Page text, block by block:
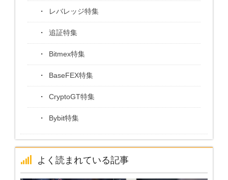
レバレッジ特集
追証特集
Bitmex特集
BaseFEX特集
CryptoGT特集
Bybit特集
よく読まれている記事